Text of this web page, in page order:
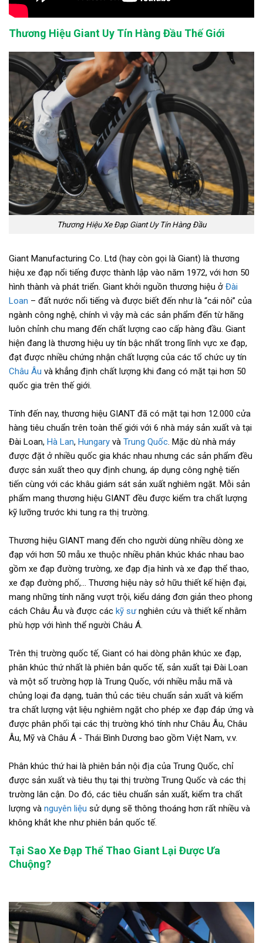
Thương Hiệu Giant Uy Tín Hàng Đầu Thế Giới
Thương Hiệu Xe Đạp Giant Uy Tín Hàng Đầu
Giant Manufacturing Co. Ltd (hay còn gọi là Giant) là thương
hiệu xe đạp nổi tiếng được thành lập vào năm 1972, với hơn 50
hình thành và phát triển. Giant khởi nguồn thương hiệu ở Đài
Loan – đất nước nổi tiếng và được biết đến như là “cái nôi” của
ngành công nghệ, chính vì vậy mà các sản phẩm đến từ hãng
luôn chỉnh chu mang đến chất lượng cao cấp hàng đầu. Giant
hiện đang là thương hiệu uy tín bậc nhất trong lĩnh vực xe đạp,
đạt được nhiều chứng nhận chất lượng của các tổ chức uy tín
Châu Âu và khẳng định chất lượng khi đang có mặt tại hơn 50
quốc gia trên thế giới.
Tính đến nay, thương hiệu GIANT đã có mặt tại hơn 12.000 cửa
hàng tiêu chuẩn trên toàn thế giới với 6 nhà máy sản xuất và tại
Đài Loan, Hà Lan, Hungary và Trung Quốc. Mặc dù nhà máy
được đặt ở nhiều quốc gia khác nhau nhưng các sản phẩm đều
được sản xuất theo quy định chung, áp dụng công nghệ tiến
tiến cùng với các khâu giám sát sản xuất nghiêm ngặt. Mỗi sản
phẩm mang thương hiệu GIANT đều được kiểm tra chất lượng
kỹ lưỡng trước khi tung ra thị trường.
Thương hiệu GIANT mang đến cho người dùng nhiều dòng xe
đạp với hơn 50 mẫu xe thuộc nhiều phân khúc khác nhau bao
gồm xe đạp đường trường, xe đạp địa hình và xe đạp thể thao,
xe đạp đường phố,... Thương hiệu này sở hữu thiết kế hiện đại,
mang những tính năng vượt trội, kiểu dáng đơn giản theo phong
cách Châu Âu và được các kỹ sưnghiên cứu và thiết kế nhằm
phù hợp với hình thể người Châu Á.
Trên thị trường quốc tế, Giant có hai dòng phân khúc xe đạp,
phân khúc thứ nhất là phiên bản quốc tế, sản xuất tại Đài Loan
và một số trường hợp là Trung Quốc, với nhiều mẫu mã và
chủng loại đa dạng, tuân thủ các tiêu chuẩn sản xuất và kiểm
tra chất lượng vật liệu nghiêm ngặt cho phép xe đạp đáp ứng và
được phân phối tại các thị trường khó tính như Châu Âu, Châu
Âu, Mỹ và Châu Á - Thái Bình Dương bao gồm Việt Nam, v.v.
Phân khúc thứ hai là phiên bản nội địa của Trung Quốc, chỉ
được sản xuất và tiêu thụ tại thị trường Trung Quốc và các thị
trường lân cận. Do đó, các tiêu chuẩn sản xuất, kiểm tra chất
lượng và nguyên liệu sử dụng sẽ thông thoáng hơn rất nhiều và
không khắt khe như phiên bản quốc tế.
Tại Sao Xe Đạp Thể Thao Giant Lại Được Ưa
Chuộng?